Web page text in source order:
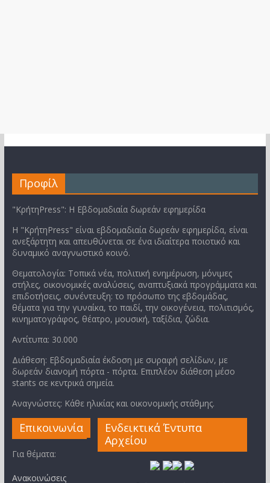
Προφίλ
"ΚρήτηPress": Η Εβδομαδιαία δωρεάν εφημερίδα
Η "ΚρήτηPress" είναι εβδομαδιαία δωρεάν εφημερίδα, είναι
ανεξάρτητη και απευθύνεται σε ένα ιδιαίτερα ποιοτικό και
δυναμικό αναγνωστικό κοινό.
Θεματολογία: Τοπικά νέα, πολιτική ενημέρωση, μόνιμες
στήλες, οικονομικές αναλύσεις, αναπτυξιακά προγράμματα και
επιδοτήσεις, συνέντευξη: το πρόσωπο της εβδομάδας,
θέματα για την γυναίκα, το παιδί, την οικογένεια, πολιτισμός,
κινηματογράφος, θέατρο, μουσική, ταξίδια, ζώδια.
Αντίτυπα: 30.000
Διάθεση: Εβδομαδιαία έκδοση με συραφή σελίδων, με
δωρεάν διανομή πόρτα - πόρτα. Επιπλέον διάθεση μέσο
stants σε κεντρικά σημεία.
Αναγνώστες: Κάθε ηλικίας και οικονομικής στάθμης.
Επικοινωνία
Για θέματα:
Ανακοινώσεις
Ενδεικτικά Έντυπα
Αρχείου